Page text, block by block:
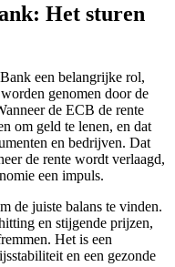
Het sturen
een belangrijke rol,
genomen door de
de ECB de rente
om geld te lenen, en dat
en bedrijven. Dat
de rente wordt verlaagd,
een impuls.
de juiste balans te vinden.
en stijgende prijzen,
Het is een
en een gezonde